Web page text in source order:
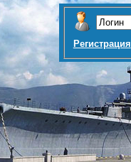
Регистрация